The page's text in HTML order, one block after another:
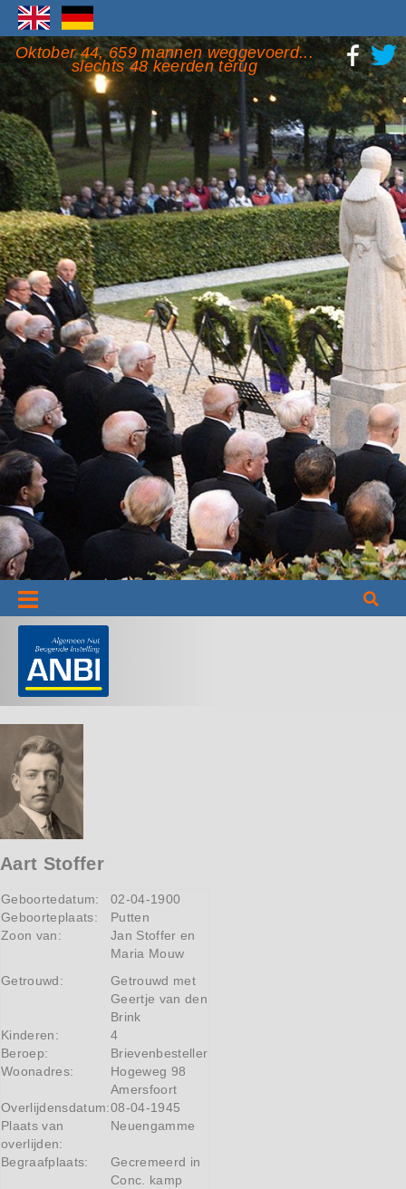
Oktober 44, 659 mannen weggevoerd...
slechts 48 keerden terug
Informatie
Aart Stoffer
Geboortedatum:
02-04-1900
Geboorteplaats:
Putten
Zoon van:
Jan Stoffer en
Maria Mouw
Getrouwd:
Getrouwd met
Geertje van den
Brink
Kinderen:
4
Beroep:
Brievenbesteller
Woonadres:
Hogeweg 98
Amersfoort
Overlijdensdatum:08-04-1945
Plaats van
overlijden:
Neuengamme
Begraafplaats:
Gecremeerd in
Conc. kamp